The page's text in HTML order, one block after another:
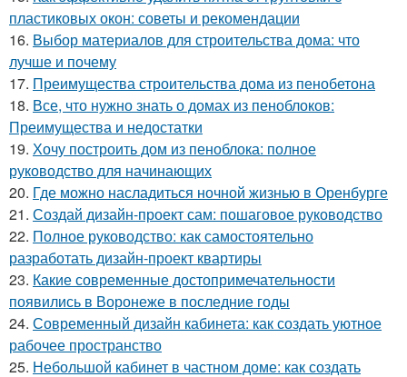
пластиковых окон: советы и рекомендации
16. Выбор материалов для строительства дома: что
лучше и почему
17. Преимущества строительства дома из пенобетона
18. Все, что нужно знать о домах из пеноблоков:
Преимущества и недостатки
19. Хочу построить дом из пеноблока: полное
руководство для начинающих
20. Где можно насладиться ночной жизнью в Оренбурге
21. Создай дизайн-проект сам: пошаговое руководство
22. Полное руководство: как самостоятельно
разработать дизайн-проект квартиры
23. Какие современные достопримечательности
появились в Воронеже в последние годы
24. Современный дизайн кабинета: как создать уютное
рабочее пространство
25. Небольшой кабинет в частном доме: как создать